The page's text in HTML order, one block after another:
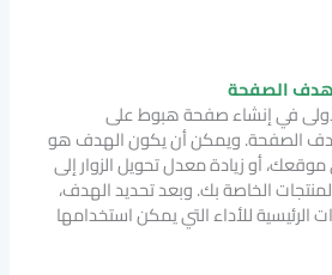
هدف الصفحة
في إنشاء صفحة هبوط على
الصفحة. ويمكن أن يكون الهدف هو
موقعك، أو زيادة معدل تحويل الزوار إلى
الخاصة بك. وبعد تحديد الهدف،
الرئيسية للأداء التي يمكن استخدامها